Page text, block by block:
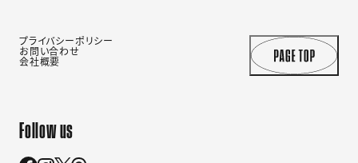
プライバシーポリシー
お問い合わせ
会社概要
Follow us